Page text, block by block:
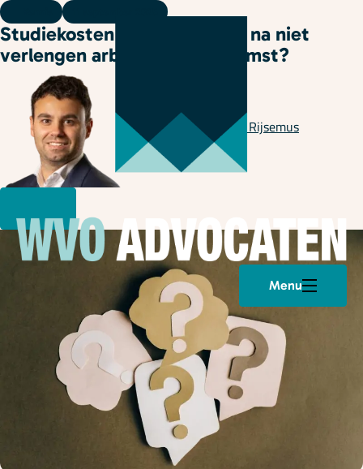
Menu
Onze specialisaties
Plan een afspraak
Studiekosten terugvorderen na niet
verlengen arbeidsovereenkomst?
Geschreven door Daan Rijsemus